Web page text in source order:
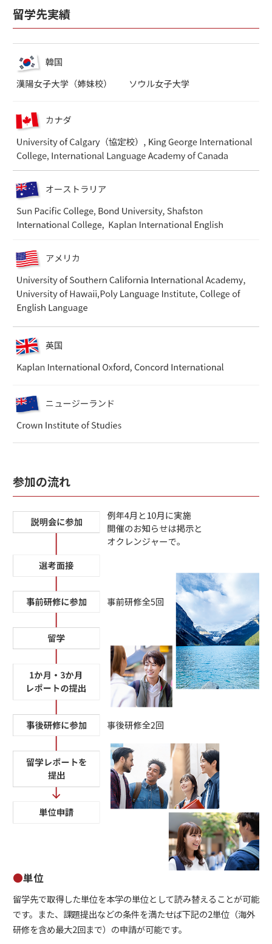
留学先実績
参加の流れ
●単位
留学先で取得した単位を本学の単位として読み替えることが可能
です。また、課題提出などの条件を満たせば下記の2単位（海外
研修を含め最大2回まで）の申請が可能です。